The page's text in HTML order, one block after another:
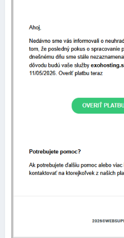
Nový dizajn nastavení
nastavení samotného editora,